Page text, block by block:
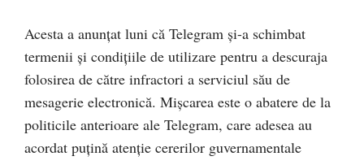
Acesta a anunțat luni că Telegram și-a schimbat
termenii și condițiile de utilizare pentru a descuraja
folosirea de către infractori a serviciul său de
mesagerie electronică. Mișcarea este o abatere de la
politicile anterioare ale Telegram, care adesea au
acordat puțină atenție cererilor guvernamentale